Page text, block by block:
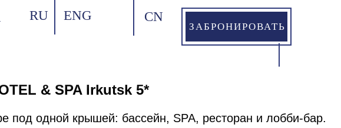
RU ENG CN
ЗАБРОНИРОВАТЬ
& SPA Irkutsk 5*
под одной крышей: бассейн, SPA, ресторан и лобби-бар.